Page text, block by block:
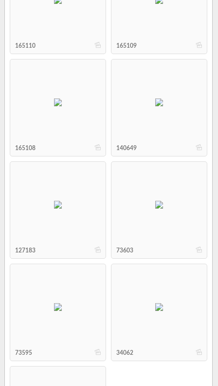
b
165110 b
165109
b
165108 b
140649
b
127183 b
73603
b
73595 b
34062